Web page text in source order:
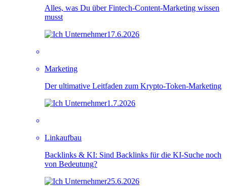
Alles, was Du über Fintech-Content-Marketing wissen
musst
17.6.2026
Marketing
Der ultimative Leitfaden zum Krypto-Token-Marketing
1.7.2026
Linkaufbau
Backlinks & KI: Sind Backlinks für die KI-Suche noch
von Bedeutung?
25.6.2026